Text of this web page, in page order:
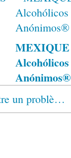
MEXIQUE
Alcohólicos
Anónimos®
"Vous pensez avoir peut-être un problème d'alcool? Les Alcooliques Anonymes peuvent vous aider"